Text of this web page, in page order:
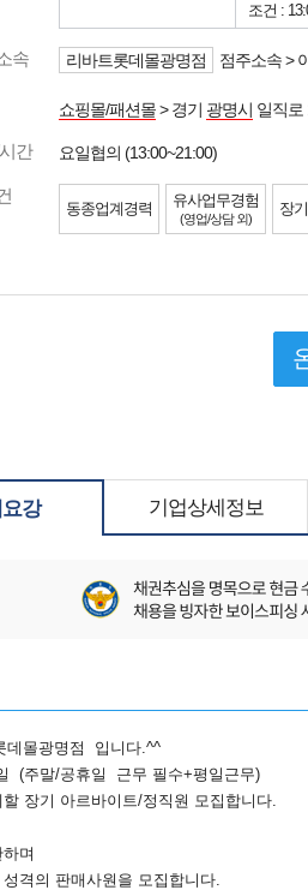
조건 :
속 리바트롯데몰광명점 점주소속 >
쇼핑몰/패션몰> 경기 광명시 일직로
간 요일협의 (13:00~21:00)
동종업계경력 유사업무경험
(영업/상담 외)
장
강 기업상세정보
데몰광명점 입니다.^^
(주말/공휴일 근무 필수+평일근무)
할 장기 아르바이트/정직원 모집합니다.
며
성격의 판매사원을 모집합니다.